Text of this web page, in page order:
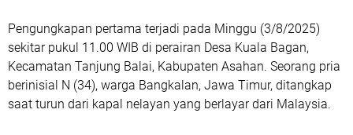
Pengungkapan pertama terjadi pada Minggu (3/8/2025)
sekitar pukul 11.00 WIB di perairan Desa Kuala Bagan,
Kecamatan Tanjung Balai, Kabupaten Asahan. Seorang pria
berinisial N (34), warga Bangkalan, Jawa Timur, ditangkap
saat turun dari kapal nelayan yang berlayar dari Malaysia.